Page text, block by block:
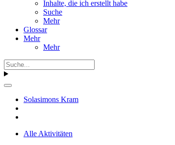
Inhalte, die ich erstellt habe
Suche
Mehr
Glossar
Mehr
Mehr
Solasimons Kram
Alle Aktivitäten